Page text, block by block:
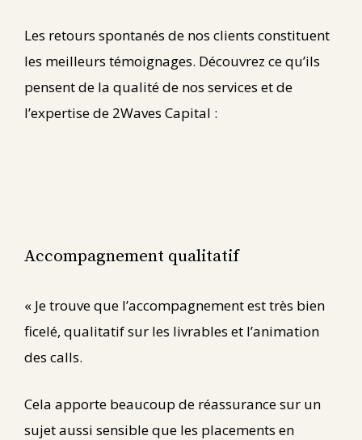
Les retours spontanés de nos clients constituent
les meilleurs témoignages. Découvrez ce qu’ils
pensent de la qualité de nos services et de
l’expertise de 2Waves Capital :
Accompagnement qualitatif
« Je trouve que l’accompagnement est très bien
ficelé, qualitatif sur les livrables et l’animation
des calls.
Cela apporte beaucoup de réassurance sur un
sujet aussi sensible que les placements en